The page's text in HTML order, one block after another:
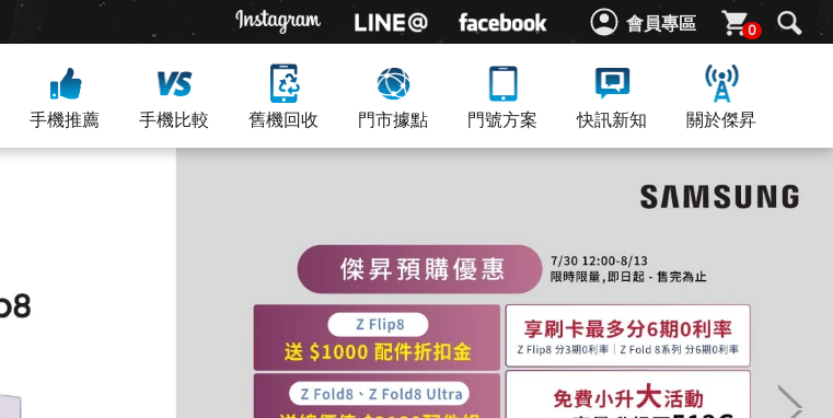
會員專區 0
手機推薦 手機比較 舊機回收 門市據點 門號方案 快訊新知 關於傑昇